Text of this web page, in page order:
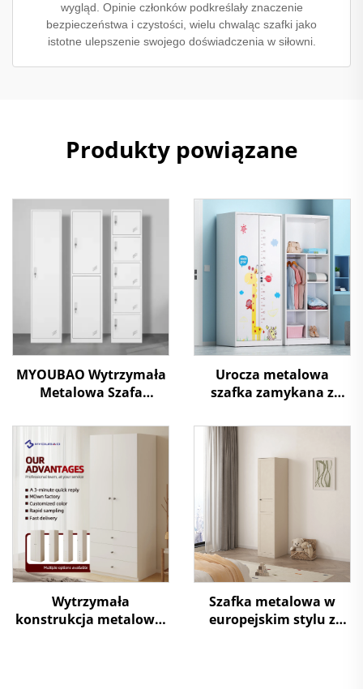
wygląd. Opinie członków podkreślały znaczenie
bezpieczeństwa i czystości, wielu chwaląc szafki jako
istotne ulepszenie swojego doświadczenia w siłowni.
Produkty powiązane
MYOUBAO Wytrzymała
Metalowa Szafa
Korozję do
Bezpiecznego
Przechowywania Rzeczy
Osobistych
Urocza metalowa
szafka zamykana z
do przechowywania
ubrań i toreb
Wytrzymała
konstrukcja metalowej
Szafka metalowa w
europejskim stylu z